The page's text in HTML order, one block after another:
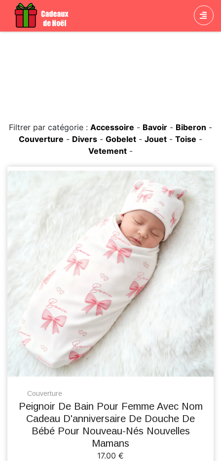
Filtrer par catégorie : Accessoire - Bavoir - Biberon -
Couverture - Divers - Gobelet - Jouet - Toise -
Vetement -
Couverture
Peignoir De Bain Pour Femme Avec Nom
Cadeau D'anniversaire De Douche De
Bébé Pour Nouveau-Nés Nouvelles
Mamans
17.00 €